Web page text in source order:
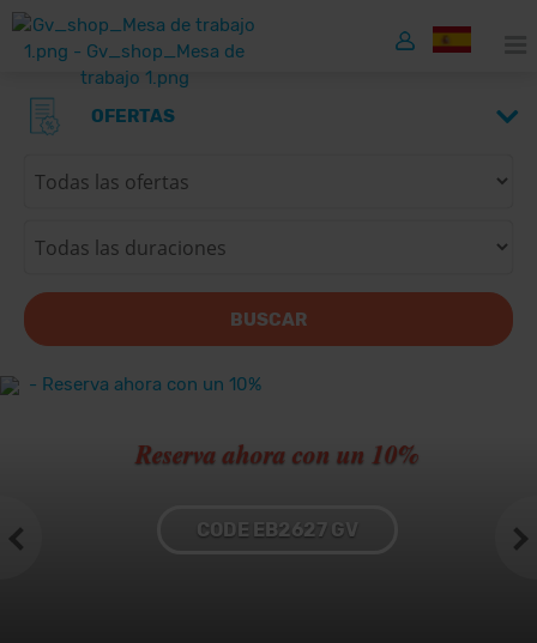
OFERTAS
BUSCAR
Reserva ahora con un 10%
CODE EB2627 GV